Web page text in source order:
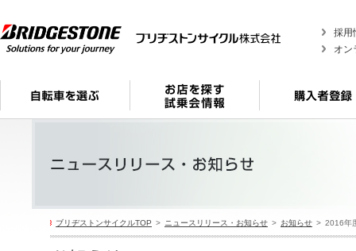
採用
オン
ブリヂストンサイクルTOP ニュースリリース・お知らせ お知らせ 2016年